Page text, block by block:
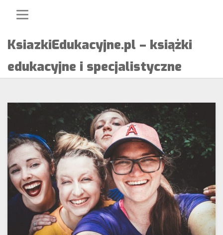
KsiazkiEdukacyjne.pl – książki
edukacyjne i specjalistyczne